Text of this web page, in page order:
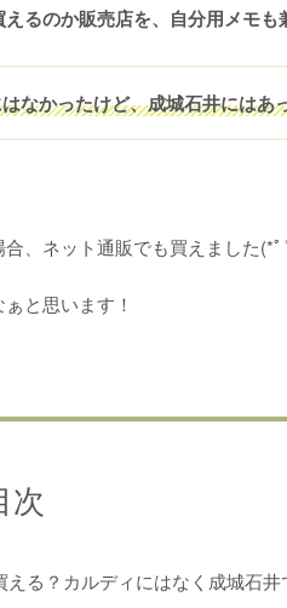
るのか販売店を、自分用メモも
なかったけど、成城石井にはあ
、ネット通販でも買えました(*
と思います！
次
る？カルディにはなく成城石井